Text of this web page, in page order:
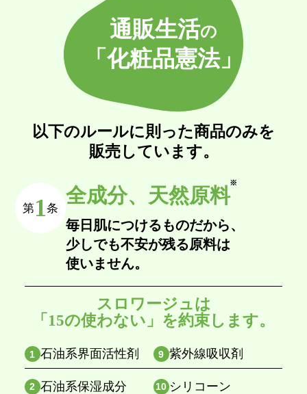
通販生活の
「化粧品憲法」
以下のルールに則った商品のみを
販売しています。
第1条
全成分、天然原料
※
毎日肌につけるものだから、
少しでも不安が残る原料は
使いません。
スロワージュは
「15の使わない」を約束します。
1 石油系界面活性剤 9 紫外線吸収剤
2 石油系保湿成分 10 シリコーン